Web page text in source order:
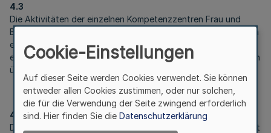
4.3
Die Aktivitäten der einzelnen Kompetenzzentren Frau und
Beruf sollen sich auf die jeweilige gesamte Arbeitsmarktregion
erstrecken. Zusammenschlüsse und Kooperationen von
einzelnen Kompetenzzentren zur Erfüllung einzelner Aufgaben
über Regionsgrenzen hinweg sind förderunschädlich.
4.4
Der Abschluss eines Arbeitsvertrages vor Bewilligung gilt nicht
Cookie-Einstellungen
Auf dieser Seite werden Cookies verwendet. Sie können
entweder allen Cookies zustimmen, oder nur solchen,
die für die Verwendung der Seite zwingend erforderlich
sind. Hier finden Sie die Datenschutzerklärung